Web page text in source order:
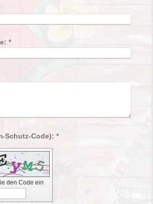
*
Captcha (Spam-Schutz-Code): *
den Code ein